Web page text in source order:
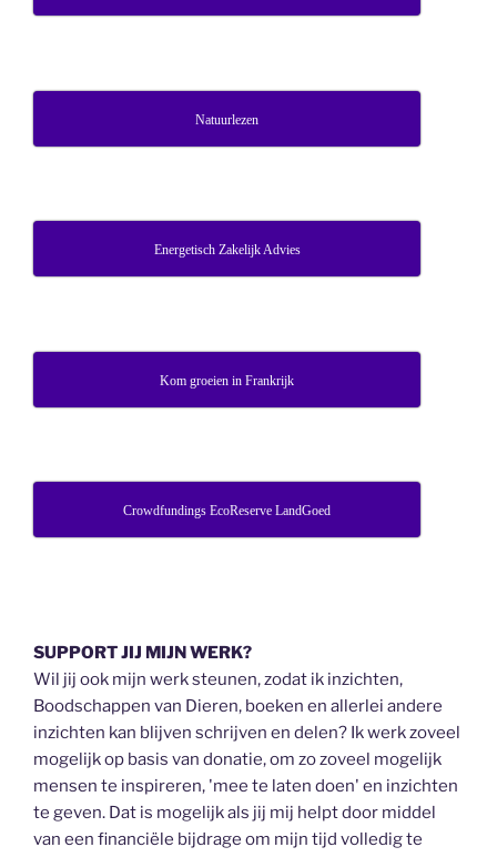
Natuurlezen
Energetisch Zakelijk Advies
Kom groeien in Frankrijk
Crowdfundings EcoReserve LandGoed
SUPPORT JIJ MIJN WERK?
Wil jij ook mijn werk steunen, zodat ik inzichten,
Boodschappen van Dieren, boeken en allerlei andere
inzichten kan blijven schrijven en delen? Ik werk zoveel
mogelijk op basis van donatie, om zo zoveel mogelijk
mensen te inspireren, 'mee te laten doen' en inzichten
te geven. Dat is mogelijk als jij mij helpt door middel
van een financiële bijdrage om mijn tijd volledig te